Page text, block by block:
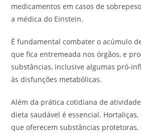
medicamentos em casos de
a médica do Einstein.
É fundamental combater o acúmulo
que fica entremeada nos órgãos, e
substâncias, inclusive algumas pró-
às disfunções metabólicas.
Além da prática cotidiana de
dieta saudável é essencial.
que oferecem substâncias